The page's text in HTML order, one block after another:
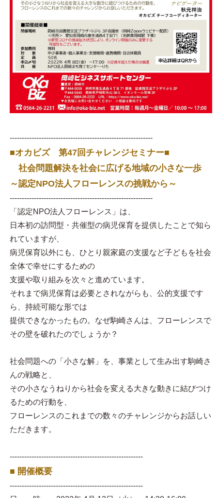
-----------------------------------------------------------
■オカビズ 第47回チャレンジセミナー■
社会問題解決を社会に広げる地域の小さな一歩
～認定NPO法人フローレンスの挑戦から～
-----------------------------------------------------------
「認定NPO法人フローレンス」は、
日本初の訪問型・共催型の病児保育を提供したことで知ら
れていますが、
病児保育以外にも、ひとり親家庭の支援など子どもを社会
全体で幸せにするための
支援や取り組みを次々と進めています。
それまで病児保育は必要とされながらも、公的支援です
ら、持続可能な形では
提供できなかったもの。なぜ駒崎さんは、フローレンスで
その壁を破れたのでしょうか？
社会問題への「小さな解」を、事業として生み出す駒崎さ
んの戦略と、
その小さなうねりから社会を変える大きな動きに結びつけ
るための行動を、
フローレンスのこれまでの数々のチャレンジからお話しい
ただきます。
-------------------------------------------------------
■ 開催概要
-------------------------------------------------------